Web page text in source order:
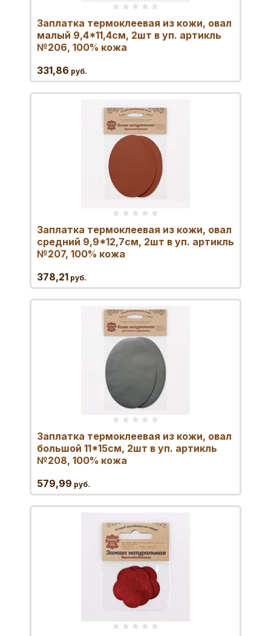
Заплатка термоклеевая из кожи, овал
малый 9,4*11,4см, 2шт в уп. артикль
№206, 100% кожа
331,86 руб.
Заплатка термоклеевая из кожи, овал
средний 9,9*12,7см, 2шт в уп. артикль
№207, 100% кожа
378,21 руб.
Заплатка термоклеевая из кожи, овал
большой 11*15см, 2шт в уп. артикль
№208, 100% кожа
579,99 руб.